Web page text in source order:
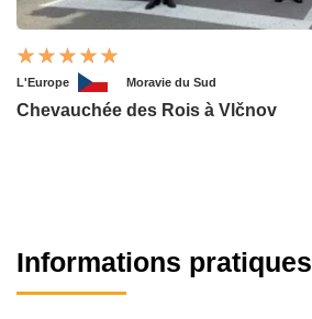
L'Europe Moravie du Sud
Chevauchée des Rois à Vlčnov
Informations pratiques